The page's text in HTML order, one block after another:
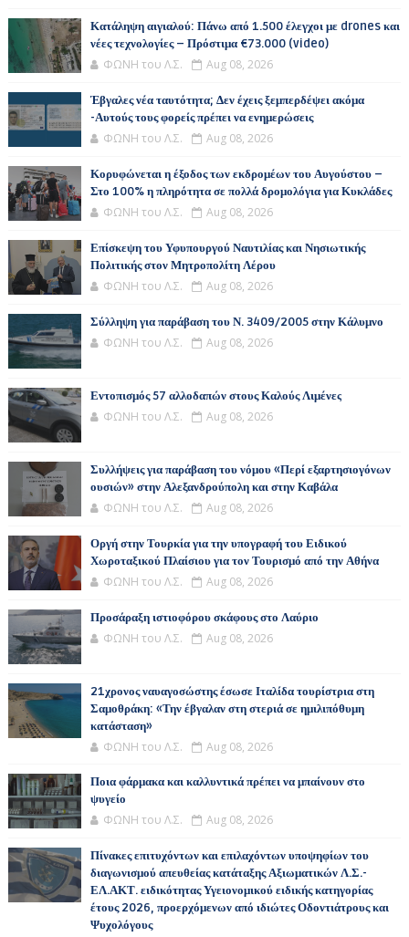
Κατάληψη αιγιαλού: Πάνω από 1.500 έλεγχοι με drones και
νέες τεχνολογίες – Πρόστιμα €73.000 (video)
ΦΩΝΗ του Λ.Σ. Aug 08, 2026
Έβγαλες νέα ταυτότητα; Δεν έχεις ξεμπερδέψει ακόμα
-Αυτούς τους φορείς πρέπει να ενημερώσεις
ΦΩΝΗ του Λ.Σ. Aug 08, 2026
Κορυφώνεται η έξοδος των εκδρομέων του Αυγούστου –
Στο 100% η πληρότητα σε πολλά δρομολόγια για Κυκλάδες
ΦΩΝΗ του Λ.Σ. Aug 08, 2026
Επίσκεψη του Υφυπουργού Ναυτιλίας και Νησιωτικής
Πολιτικής στον Μητροπολίτη Λέρου
ΦΩΝΗ του Λ.Σ. Aug 08, 2026
Σύλληψη για παράβαση του Ν. 3409/2005 στην Κάλυμνο
ΦΩΝΗ του Λ.Σ. Aug 08, 2026
Εντοπισμός 57 αλλοδαπών στους Καλούς Λιμένες
ΦΩΝΗ του Λ.Σ. Aug 08, 2026
Συλλήψεις για παράβαση του νόμου «Περί εξαρτησιογόνων
ουσιών» στην Αλεξανδρούπολη και στην Καβάλα
ΦΩΝΗ του Λ.Σ. Aug 08, 2026
Οργή στην Τουρκία για την υπογραφή του Ειδικού
Χωροταξικού Πλαίσιου για τον Τουρισμό από την Αθήνα
ΦΩΝΗ του Λ.Σ. Aug 08, 2026
Προσάραξη ιστιοφόρου σκάφους στο Λαύριο
ΦΩΝΗ του Λ.Σ. Aug 08, 2026
21χρονος ναυαγοσώστης έσωσε Ιταλίδα τουρίστρια στη
Σαμοθράκη: «Την έβγαλαν στη στεριά σε ημιλιπόθυμη
κατάσταση»
ΦΩΝΗ του Λ.Σ. Aug 08, 2026
Ποια φάρμακα και καλλυντικά πρέπει να μπαίνουν στο
ψυγείο
ΦΩΝΗ του Λ.Σ. Aug 08, 2026
Πίνακες επιτυχόντων και επιλαχόντων υποψηφίων του
διαγωνισμού απευθείας κατάταξης Αξιωματικών Λ.Σ.-
ΕΛ.ΑΚΤ. ειδικότητας Υγειονομικού ειδικής κατηγορίας
έτους 2026, προερχόμενων από ιδιώτες Οδοντιάτρους και
Ψυχολόγους